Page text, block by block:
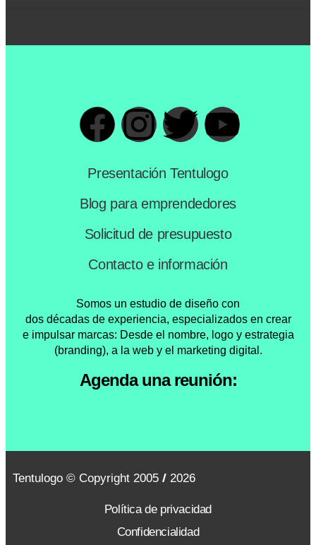
Presentación Tentulogo
Blog para emprendedores
Solicitud de presupuesto
Contacto e información
Somos un estudio de diseño con
dos décadas de experiencia, especializados en crear
e impulsar marcas: Desde el nombre, logo y estrategia
(branding), a la web y el marketing digital.
Agenda una reunión:
Tentulogo © Copyright 2005 // 2026
Política de privacidad
Confidencialidad